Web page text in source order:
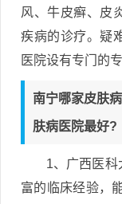
风、牛皮癣、皮
疾病的诊疗。疑
医院设有专门的
南宁哪家皮肤
肤病医院最好?
1、广西医科
富的临床经验，